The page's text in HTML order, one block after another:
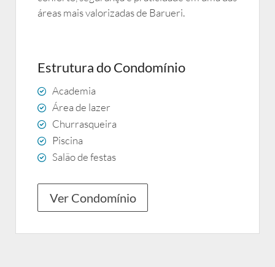
áreas mais valorizadas de Barueri.
Estrutura do Condomínio
Academia
Área de lazer
Churrasqueira
Piscina
Salão de festas
Ver Condomínio